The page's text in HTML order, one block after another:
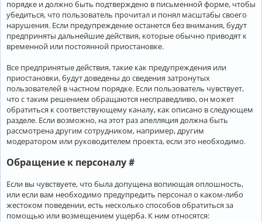
порядке и должно быть подтверждено в письменной форме, чтобы
убедиться, что пользователь прочитал и понял масштабы своего
нарушения. Если предупреждение останется без внимания, будут
предприняты дальнейшие действия, которые обычно приводят к
временной или постоянной приостановке.
Все предпринятые действия, такие как предупреждения или
приостановки, будут доведены до сведения затронутых
пользователей в частном порядке. Если пользователь чувствует,
что с таким решением обращаются несправедливо, он может
обратиться к соответствующему каналу, как описано в следующем
разделе. Если возможно, на этот раз апелляция должна быть
рассмотрена другим сотрудником, например, другим
модератором или руководителем проекта, если это необходимо.
Обращение к персоналу #
Если вы чувствуете, что была допущена вопиющая оплошность,
или если вам необходимо предупредить персонал о каком-либо
жестоком поведении, есть несколько способов обратиться за
помощью или возмещением ущерба. К ним относятся: